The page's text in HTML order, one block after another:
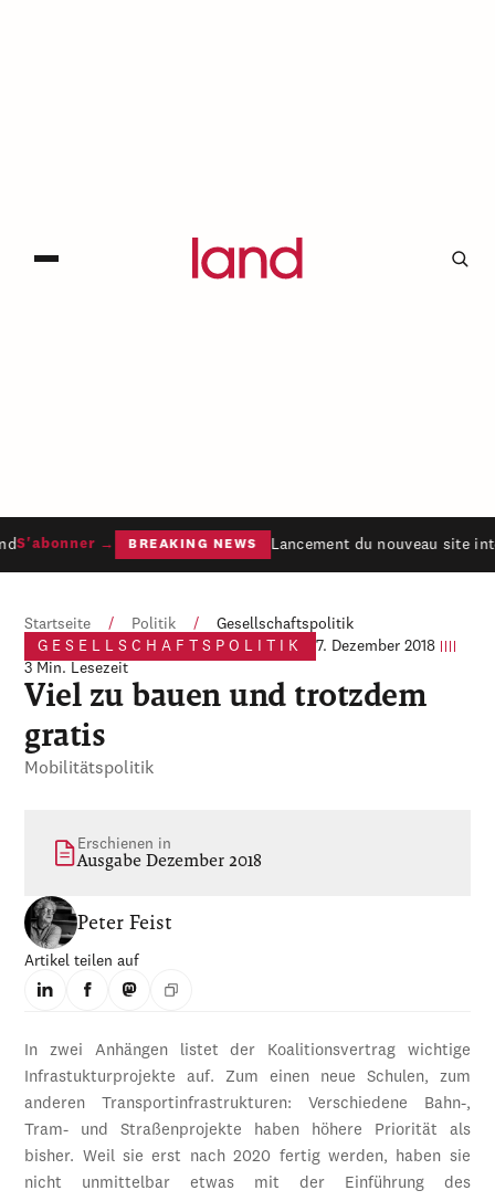
S'abonner → BREAKING NEWS Lancement du nouveau site
Startseite / Politik /
Gesellschaftspolitik
GESELLSCHAFTSPOLITIK
7. Dezember 2018
3 Min. Lesezeit
Viel zu bauen und trotzdem
gratis
Mobilitätspolitik
Erschienen in
Ausgabe Dezember 2018
Peter Feist
Artikel teilen auf
In zwei Anhängen listet der Koalitionsvertrag wichtige
Infrastukturprojekte auf. Zum einen neue Schulen, zum
anderen Transportinfrastrukturen: Verschiedene Bahn-,
Tram- und Straßenprojekte haben höhere Priorität als
bisher. Weil sie erst nach 2020 fertig werden, haben sie
nicht unmittelbar etwas mit der Einführung des